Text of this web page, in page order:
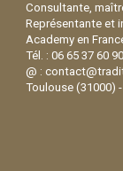
Consultante,
Représentante et
Academy en
Tél. : 06 65 37 60 90
@ :
Toulouse (31000)